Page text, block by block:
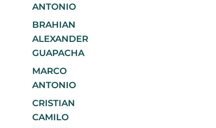
ANTONIO
BRAHIAN
ALEXANDER
GUAPACHA
MARCO
ANTONIO
CRISTIAN
CAMILO